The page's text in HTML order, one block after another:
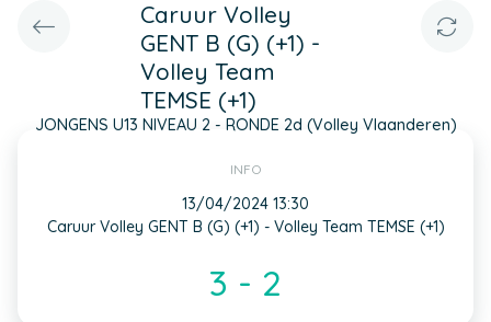
Caruur Volley
GENT B (G) (+1) -
Volley Team
TEMSE (+1)
JONGENS U13 NIVEAU 2 - RONDE 2d (Volley Vlaanderen)
INFO
13/04/2024 13:30
Caruur Volley GENT B (G) (+1) - Volley Team TEMSE (+1)
3 - 2